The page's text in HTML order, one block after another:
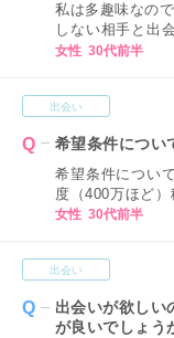
私は多趣味なの
しない相手と出
クシング・格闘
活で出会う人に
女性 30代前半
出会い
希望条件につい
希望条件につい
度（400万ほど
こまで見た目に
マッチングした
女性 30代前半
出会い
出会いが欲しい
が良いでしょう